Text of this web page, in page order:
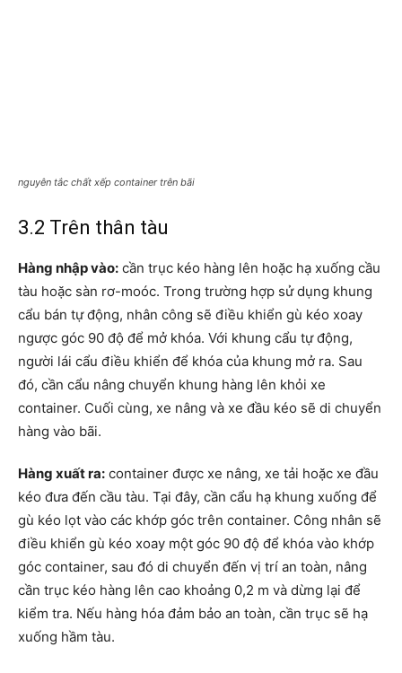
nguyên tắc chất xếp container trên bãi
3.2 Trên thân tàu
Hàng nhập vào: cần trục kéo hàng lên hoặc hạ xuống cầu
tàu hoặc sàn rơ-moóc. Trong trường hợp sử dụng khung
cẩu bán tự động, nhân công sẽ điều khiển gù kéo xoay
ngược góc 90 độ để mở khóa. Với khung cẩu tự động,
người lái cẩu điều khiển để khóa của khung mở ra. Sau
đó, cần cẩu nâng chuyển khung hàng lên khỏi xe
container. Cuối cùng, xe nâng và xe đầu kéo sẽ di chuyển
hàng vào bãi.
Hàng xuất ra: container được xe nâng, xe tải hoặc xe đầu
kéo đưa đến cầu tàu. Tại đây, cần cẩu hạ khung xuống để
gù kéo lọt vào các khớp góc trên container. Công nhân sẽ
điều khiển gù kéo xoay một góc 90 độ để khóa vào khớp
góc container, sau đó di chuyển đến vị trí an toàn, nâng
cần trục kéo hàng lên cao khoảng 0,2 m và dừng lại để
kiểm tra. Nếu hàng hóa đảm bảo an toàn, cần trục sẽ hạ
xuống hầm tàu.